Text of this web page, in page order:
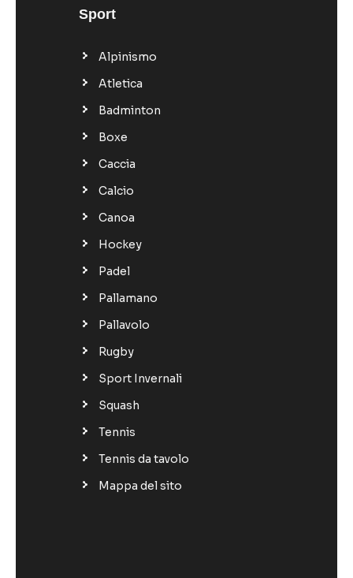
Sport
Alpinismo
Atletica
Badminton
Boxe
Caccia
Calcio
Canoa
Hockey
Padel
Pallamano
Pallavolo
Rugby
Sport Invernali
Squash
Tennis
Tennis da tavolo
Mappa del sito